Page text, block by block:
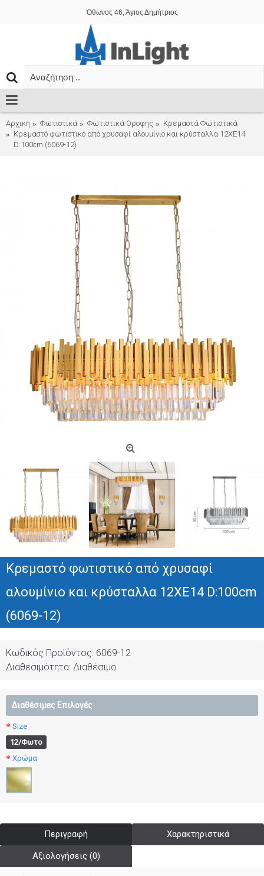
Όθωνος 46, Άγιος Δημήτριος
Αρχική Φωτιστικά Φωτιστικά Οροφής
Κρεμαστά Φωτιστικά
Κρεμαστό φωτιστικό από χρυσαφί αλουμίνιο και κρύσταλλα 12XE14
D:100cm (6069-12)
Κρεμαστό φωτιστικό από χρυσαφί
αλουμίνιο και κρύσταλλα 12XE14 D:100cm
(6069-12)
Κωδικός Προϊόντος: 6069-12
Διαθεσιμότητα: Διαθέσιμο
Διαθέσιμες Επιλογές
Size
12/Φωτο
Χρώμα
Περιγραφή Χαρακτηριστικά
Αξιολογήσεις (0)